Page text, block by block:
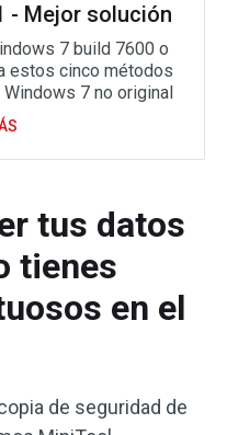
- Mejor solución
7 build 7600 o
estos cinco métodos
7 no original
tus datos
tienes
en el
de seguridad de